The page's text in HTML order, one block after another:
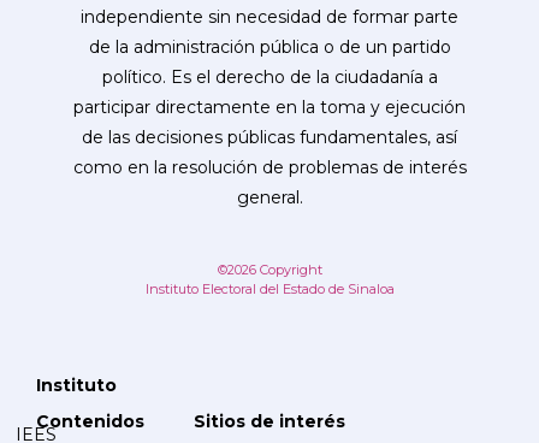
independiente sin necesidad de formar parte
de la administración pública o de un partido
político. Es el derecho de la ciudadanía a
participar directamente en la toma y ejecución
de las decisiones públicas fundamentales, así
como en la resolución de problemas de interés
general.
©2026 Copyright
Instituto Electoral del Estado de Sinaloa
Instituto
IEES
Contenidos Sitios de interés